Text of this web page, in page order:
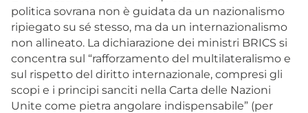
politica sovrana non è guidata da un nazionalismo
ripiegato su sé stesso, ma da un internazionalismo
non allineato. La dichiarazione dei ministri BRICS si
concentra sul “rafforzamento del multilateralismo e
sul rispetto del diritto internazionale, compresi gli
scopi e i principi sanciti nella Carta delle Nazioni
Unite come pietra angolare indispensabile” (per